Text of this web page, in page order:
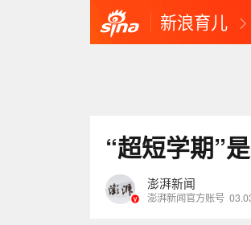
新浪育儿
“超短学期”
澎湃新闻
澎湃新闻官方账号